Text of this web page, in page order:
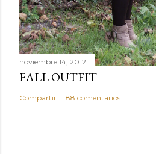
noviembre 14, 2012
FALL OUTFIT
Compartir 88 comentarios